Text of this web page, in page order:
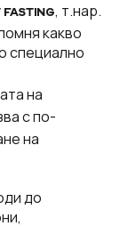
FASTING, т.нар.
какво
специално
на
с по-
на
до